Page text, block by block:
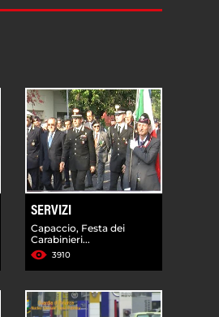
SERVIZI
Capaccio, Festa dei
Carabinieri...
3910